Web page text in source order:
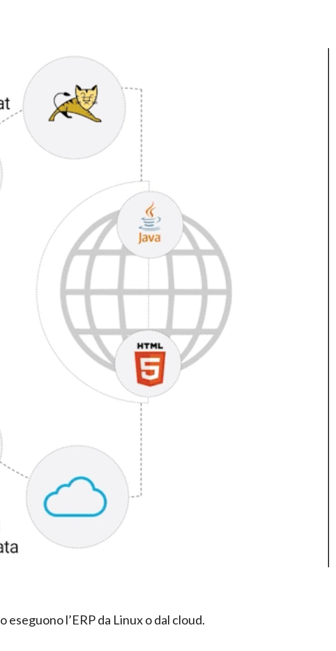
l’ERP da Linux o dal cloud.